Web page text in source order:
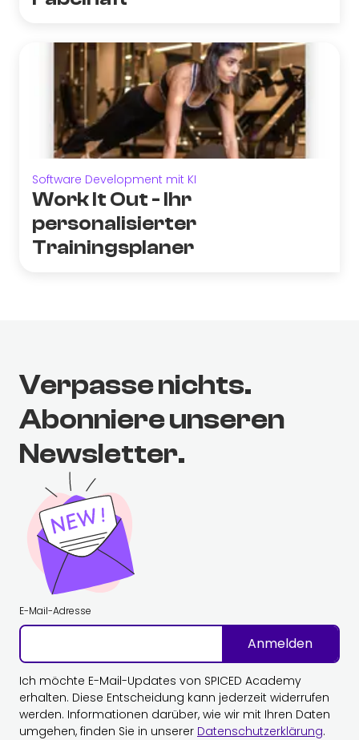
Software Development mit KI
Work It Out - Ihr
personalisierter
Trainingsplaner
Verpasse nichts.
Abonniere unseren
Newsletter.
E-Mail-Adresse
Anmelden
Ich möchte E-Mail-Updates von SPICED Academy
erhalten. Diese Entscheidung kann jederzeit widerrufen
werden. Informationen darüber, wie wir mit Ihren Daten
umgehen, finden Sie in unserer Datenschutzerklärung.